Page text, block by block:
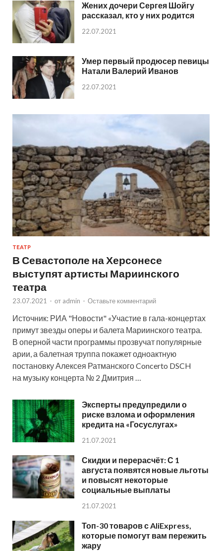
Жених дочери Сергея Шойгу
рассказал, кто у них родится
22.07.2021
Умер первый продюсер певицы
Натали Валерий Иванов
22.07.2021
ТЕАТР
В Севастополе на Херсонесе
выступят артисты Мариинского
театра
23.07.2021 - от admin - Оставьте комментарий
Источник: РИА "Новости" «Участие в гала-концертах
примут звезды оперы и балета Мариинского театра.
В оперной части программы прозвучат популярные
арии, а балетная труппа покажет одноактную
постановку Алексея Ратманского Concerto DSCH
на музыку концерта № 2 Дмитрия …
Эксперты предупредили о
риске взлома и оформления
кредита на «Госуслугах»
21.07.2021
Скидки и перерасчёт: С 1
августа появятся новые льготы
и повысят некоторые
социальные выплаты
21.07.2021
Топ-30 товаров с AliExpress,
которые помогут вам пережить
жару